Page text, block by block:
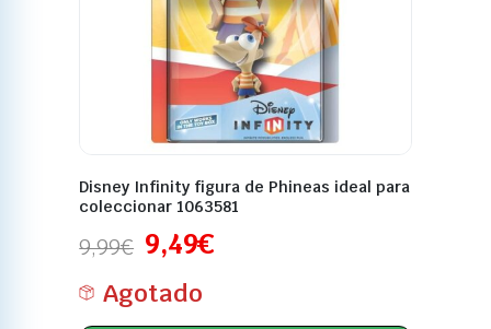
Disney Infinity figura de Phineas ideal para
coleccionar 1063581
9,99€ 9,49€
Agotado